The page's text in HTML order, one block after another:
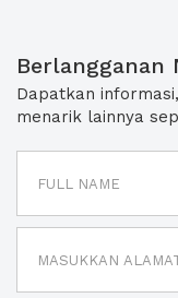
Berlangganan
Dapatkan
menarik lainnya